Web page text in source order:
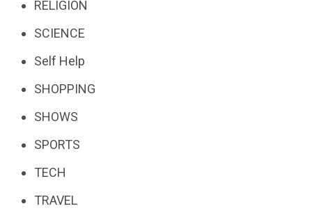
RELIGION
SCIENCE
Self Help
SHOPPING
SHOWS
SPORTS
TECH
TRAVEL